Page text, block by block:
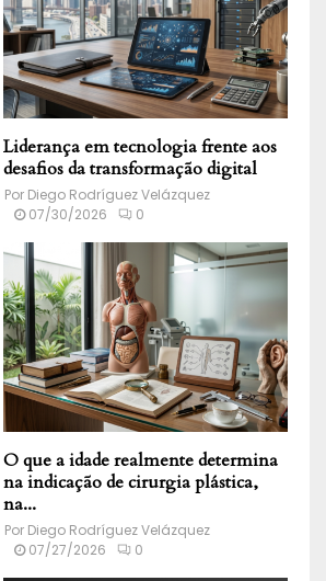
Liderança em tecnologia frente aos
desafios da transformação digital
Por Diego Rodríguez Velázquez
07/30/2026
0
O que a idade realmente determina
na indicação de cirurgia plástica,
na...
Por Diego Rodríguez Velázquez
07/27/2026
0